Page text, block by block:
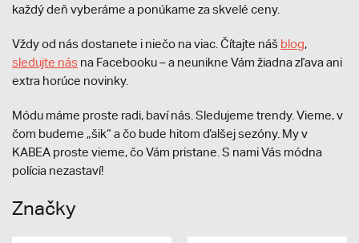
každý deň vyberáme a ponúkame za skvelé ceny.
Vždy od nás dostanete i niečo na viac. Čítajte náš blog,
sledujte nás na Facebooku – a neunikne Vám žiadna zľava ani
extra horúce novinky.
Módu máme proste radi, baví nás. Sledujeme trendy. Vieme, v
čom budeme „šik“ a čo bude hitom ďalšej sezóny. My v
KABEA proste vieme, čo Vám pristane. S nami Vás módna
polícia nezastaví!
Značky